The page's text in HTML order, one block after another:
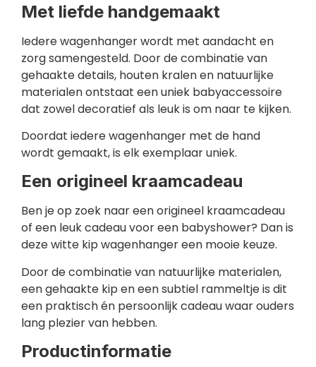
Met liefde handgemaakt
Iedere wagenhanger wordt met aandacht en
zorg samengesteld. Door de combinatie van
gehaakte details, houten kralen en natuurlijke
materialen ontstaat een uniek babyaccessoire
dat zowel decoratief als leuk is om naar te kijken.
Doordat iedere wagenhanger met de hand
wordt gemaakt, is elk exemplaar uniek.
Een origineel kraamcadeau
Ben je op zoek naar een origineel kraamcadeau
of een leuk cadeau voor een babyshower? Dan is
deze witte kip wagenhanger een mooie keuze.
Door de combinatie van natuurlijke materialen,
een gehaakte kip en een subtiel rammeltje is dit
een praktisch én persoonlijk cadeau waar ouders
lang plezier van hebben.
Productinformatie